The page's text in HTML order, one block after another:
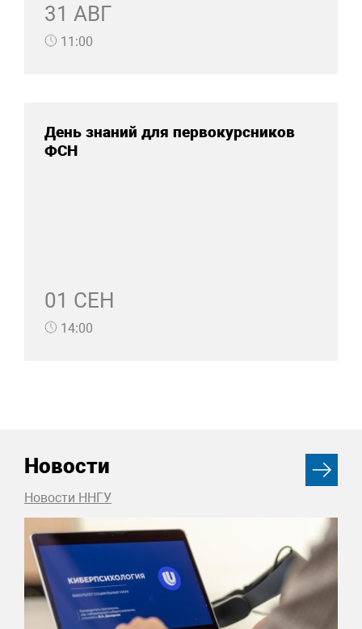
31 АВГ
11:00
День знаний для первокурсников
ФСН
01 СЕН
14:00
Новости
Новости ННГУ